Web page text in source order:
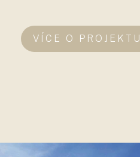
VÍCE O PROJEKTU